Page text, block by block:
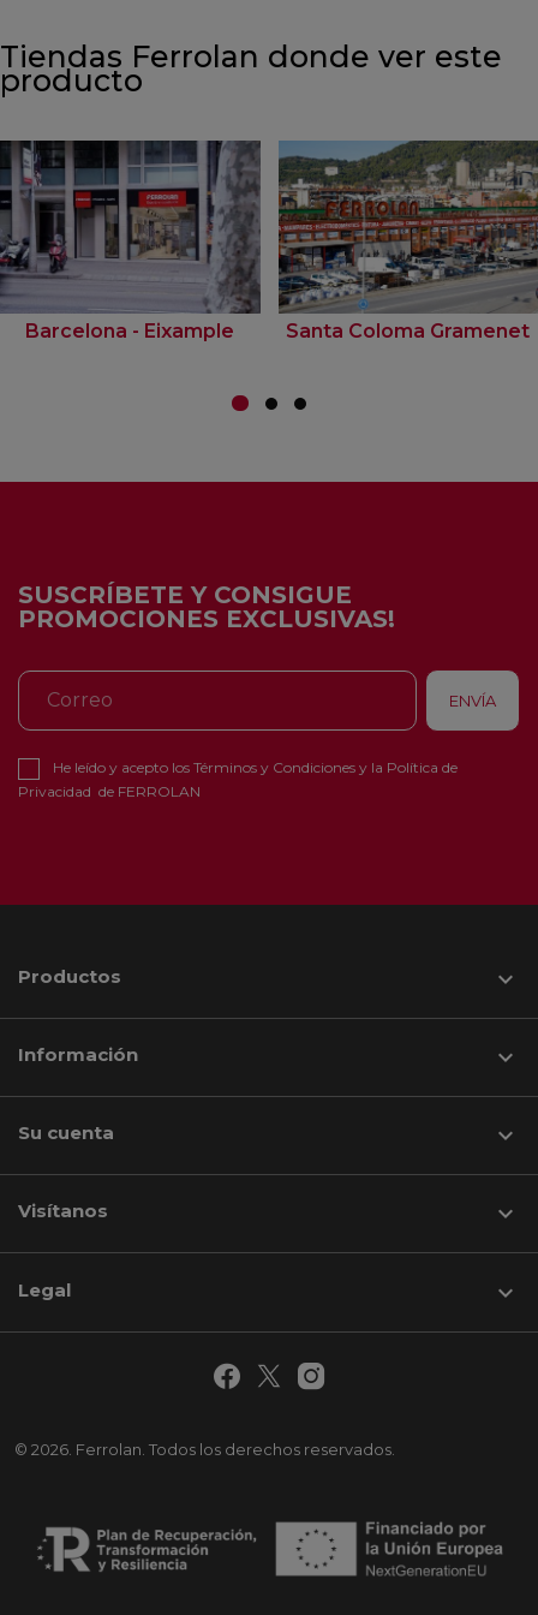
Tiendas Ferrolan donde ver este
producto
Barcelona - Eixample Santa Coloma Gramenet
SUSCRÍBETE Y CONSIGUE
PROMOCIONES EXCLUSIVAS!
He leído y acepto los Términos y Condiciones y la Política de
Privacidad de FERROLAN
Productos 
Información 
Su cuenta 
Visítanos keyboard_arrow_down
© 2026. Ferrolan. Todos los derechos reservados.
Legal 